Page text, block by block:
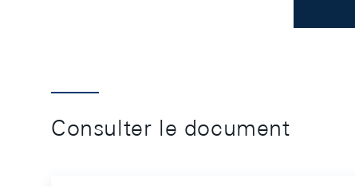
Consulter le document